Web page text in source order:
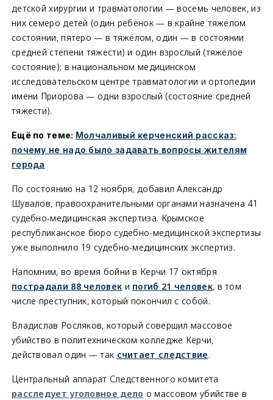
детской хирургии и травматологии — восемь человек, из
них семеро детей (один ребёнок — в крайне тяжёлом
состоянии, пятеро — в тяжёлом, один — в состоянии
средней степени тяжести) и один взрослый (тяжёлое
состояние); в национальном медицинском
исследовательском центре травматологии и ортопедии
имени Приорова — одни взрослый (состояние средней
тяжести).
Ещё по теме: Молчаливый керченский рассказ:
почему не надо было задавать вопросы жителям
города
По состоянию на 12 ноября, добавил Александр
Шувалов, правоохранительными органами назначена 41
судебно-медицинская экспертиза. Крымское
республиканское бюро судебно-медицинской экспертизы
уже выполнило 19 судебно-медицинских экспертиз.
Напомним, во время бойни в Керчи 17 октября
пострадали 88 человек и погиб 21 человек, в том
числе преступник, который покончил с собой.
Владислав Росляков, который совершил массовое
убийство в политехническом колледже Керчи,
действовал один — так считает следствие.
Центральный аппарат Следственного комитета
расследует уголовное дело о массовом убийстве в